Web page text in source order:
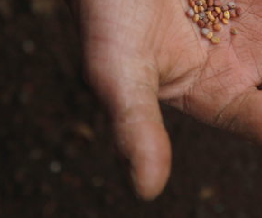
お問い合わせ